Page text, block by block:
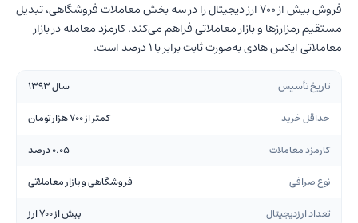
فروش بیش از 700 ارز دیجیتال را در سه بخش معاملات فروشگاهی، تبدیل
مستقیم رمزارزها و بازار معاملاتی فراهم می‌کند. کارمزد معامله در بازار
معاملاتی ایکس هادی به‌صورت ثابت برابر با 1 درصد است.
تاریخ تأسیس
سال 1393
حداقل خرید
کمتر از 700 هزار تومان
کارمزد معاملات
0.05 درصد
نوع صرافی
فروشگاهی و بازار معاملاتی
تعداد ارزدیجیتال
بیش از 700 ارز